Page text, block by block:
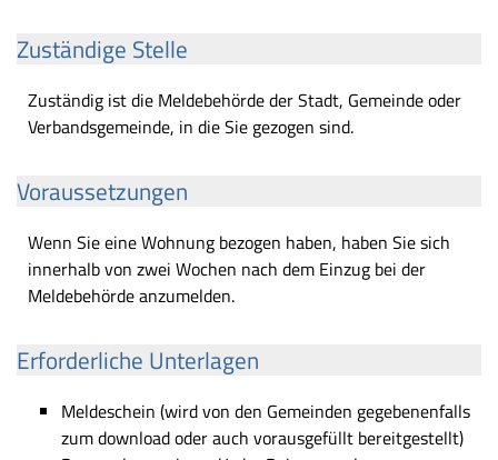
Zuständige Stelle
Zuständig ist die Meldebehörde der Stadt, Gemeinde oder
Verbandsgemeinde, in die Sie gezogen sind.
Voraussetzungen
Wenn Sie eine Wohnung bezogen haben, haben Sie sich
innerhalb von zwei Wochen nach dem Einzug bei der
Meldebehörde anzumelden.
Erforderliche Unterlagen
Meldeschein (wird von den Gemeinden gegebenenfalls
zum download oder auch vorausgefüllt bereitgestellt)